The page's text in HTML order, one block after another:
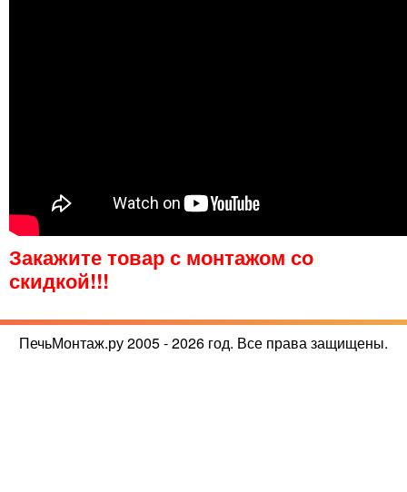
Закажите товар с монтажом со
скидкой!!!
ПечьМонтаж.ру 2005 - 2026 год. Все права защищены.